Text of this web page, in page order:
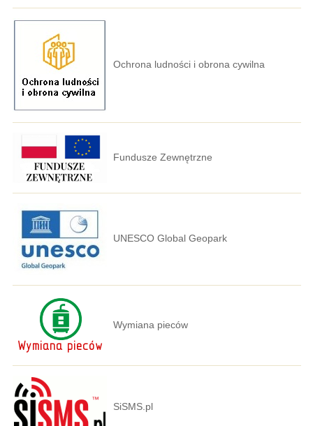
Ochrona ludności i obrona cywilna
Fundusze Zewnętrzne
UNESCO Global Geopark
Wymiana pieców
SiSMS.pl